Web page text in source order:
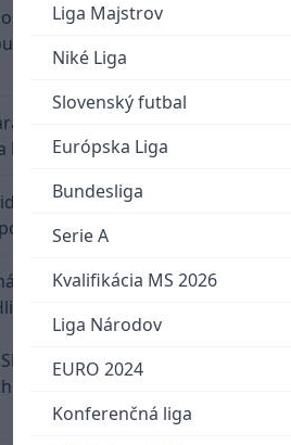
Liga Majstrov
Niké Liga
Slovenský futbal
Európska Liga
Bundesliga
Serie A
Kvalifikácia MS 2026
Liga Národov
EURO 2024
Konferenčná liga
Našla sa 11 rokov
Slovana a trénerom
Marián Hossa sa po
rozbil bank. Z Lipska
v klubovej histórii
Selič zničil Švajčiarov a
Gretzky Cupu
osemnástka
do semifinále Hlinka